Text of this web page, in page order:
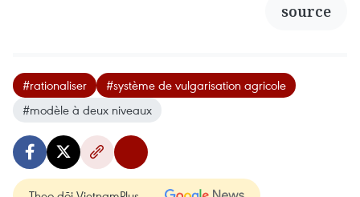
source
#rationaliser
#système de vulgarisation agricole
#modèle à deux niveaux